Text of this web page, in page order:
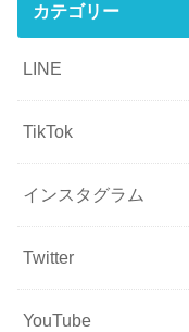
カテゴリー
LINE
TikTok
インスタグラム
Twitter
YouTube